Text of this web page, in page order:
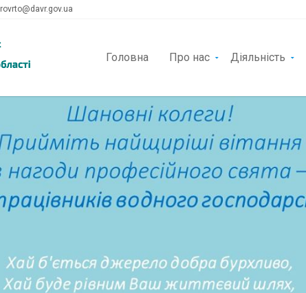
rovrto@davr.gov.ua
Головна Про нас Діяльність